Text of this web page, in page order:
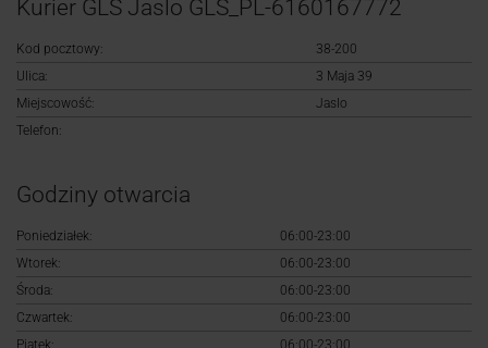
Kurier GLS Jaslo GLS_PL-6160167772
Kod pocztowy:
38-200
Ulica:
3 Maja 39
Miejscowość:
Jaslo
Telefon:
Godziny otwarcia
Poniedziałek:
06:00-23:00
Wtorek:
06:00-23:00
Środa:
06:00-23:00
Czwartek:
06:00-23:00
Piątek:
06:00-23:00